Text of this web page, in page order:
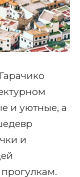
и уютные, а
и